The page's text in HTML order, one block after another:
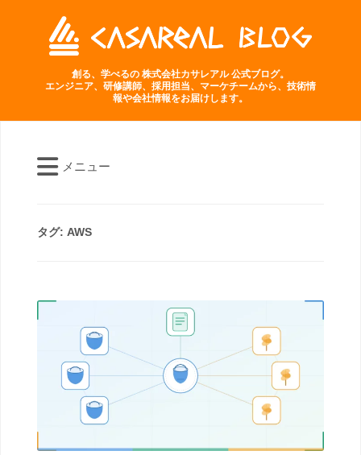
創る、学べるの 株式会社カサレアル 公式ブログ。
エンジニア、研修講師、採用担当、マーケチームから、技術情
報や会社情報をお届けします。
メニュー
タグ: AWS